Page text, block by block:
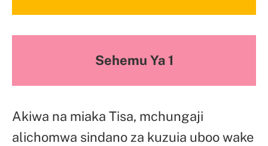
Sehemu Ya 1
Akiwa na miaka Tisa, mchungaji
alichomwa sindano za kuzuia uboo wake